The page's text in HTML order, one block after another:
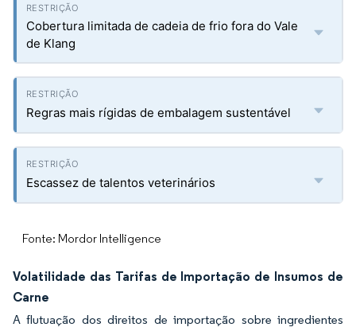
Cobertura limitada de cadeia de frio fora do Vale
de Klang
Regras mais rígidas de embalagem sustentável
Escassez de talentos veterinários
Fonte: Mordor Intelligence
Volatilidade das Tarifas de Importação de Insumos de
Carne
A flutuação dos direitos de importação sobre ingredientes